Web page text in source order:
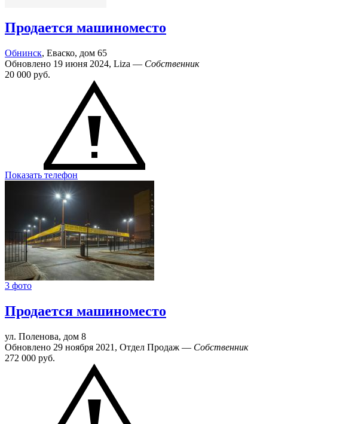
Продается машиноместо
Обнинск, Еваско, дом 65
Обновлено 19 июня 2024, Liza — Собственник
20 000 руб.
Показать телефон
3 фото
Продается машиноместо
ул. Поленова, дом 8
Обновлено 29 ноября 2021, Отдел Продаж — Собственник
272 000 руб.